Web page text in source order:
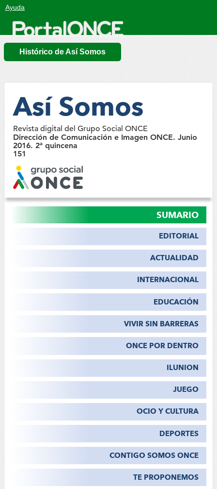
Ayuda
Histórico de Así Somos
Así Somos
Revista digital del Grupo Social ONCE
Dirección de Comunicación e Imagen ONCE. Junio
2016. 2ª quincena
151
SUMARIO
EDITORIAL
ACTUALIDAD
INTERNACIONAL
EDUCACIÓN
VIVIR SIN BARRERAS
ONCE POR DENTRO
ILUNION
JUEGO
OCIO Y CULTURA
DEPORTES
CONTIGO SOMOS ONCE
TE PROPONEMOS